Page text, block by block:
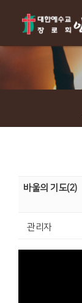
바울의 기도(2)
관리자